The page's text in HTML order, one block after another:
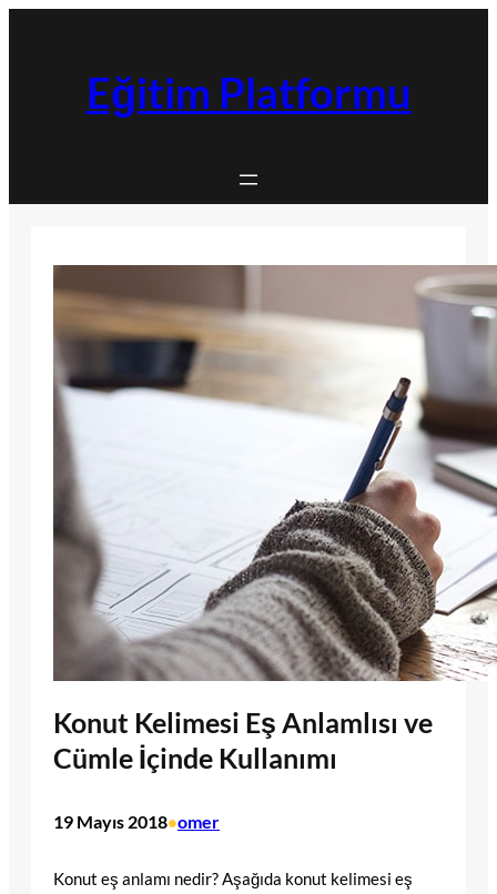
Eğitim Platformu
Konut Kelimesi Eş Anlamlısı ve
Cümle İçinde Kullanımı
19 Mayıs 2018•omer
Konut eş anlamı nedir? Aşağıda konut kelimesi eş